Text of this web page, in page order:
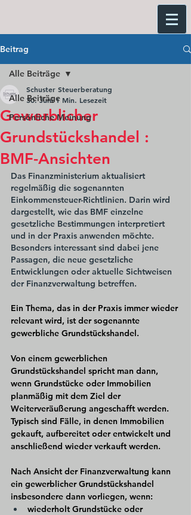
Beitrag
Alle Beiträge
Persönliche Meinung
Alle Beiträge
Gewerblicher
Grundstückshandel :
BMF-Ansichten
Schuster Steuerberatung
30. Juni 1 Min. Lesezeit
Das Finanzministerium aktualisiert
regelmäßig die sogenannten
Einkommensteuer-Richtlinien. Darin wird
dargestellt, wie das BMF einzelne
gesetzliche Bestimmungen interpretiert
und in der Praxis anwenden möchte.
Besonders interessant sind dabei jene
Passagen, die neue gesetzliche
Entwicklungen oder aktuelle Sichtweisen
der Finanzverwaltung betreffen.
Ein Thema, das in der Praxis immer wieder
relevant wird, ist der sogenannte
gewerbliche Grundstückshandel.
Von einem gewerblichen
Grundstückshandel spricht man dann,
wenn Grundstücke oder Immobilien
planmäßig mit dem Ziel der
Weiterveräußerung angeschafft werden.
Typisch sind Fälle, in denen Immobilien
gekauft, aufbereitet oder entwickelt und
anschließend wieder verkauft werden.
Nach Ansicht der Finanzverwaltung kann
ein gewerblicher Grundstückshandel
insbesondere dann vorliegen, wenn:
wiederholt Grundstücke oder